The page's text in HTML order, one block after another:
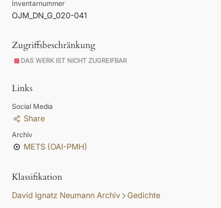
Inventarnummer
OJM_DN_G_020-041
Zugriffsbeschränkung
DAS WERK IST NICHT ZUGREIFBAR
Links
Social Media
Share
Archiv
METS (OAI-PMH)
Klassifikation
David Ignatz Neumann Archiv Gedichte